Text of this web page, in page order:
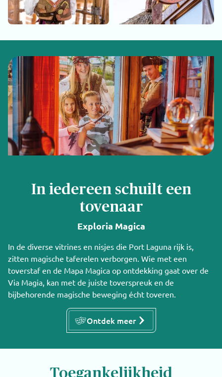
In iedereen schuilt een
tovenaar
Exploria Magica
In de diverse vitrines en nisjes die Port Laguna rijk is,
zitten magische taferelen verborgen. Wie met een
toverstaf en de Mapa Magica op ontdekking gaat over de
Via Magia, kan met de juiste toverspreuk en de
bijbehorende magische beweging écht toveren.
Ontdek meer
Toegankelijkheid